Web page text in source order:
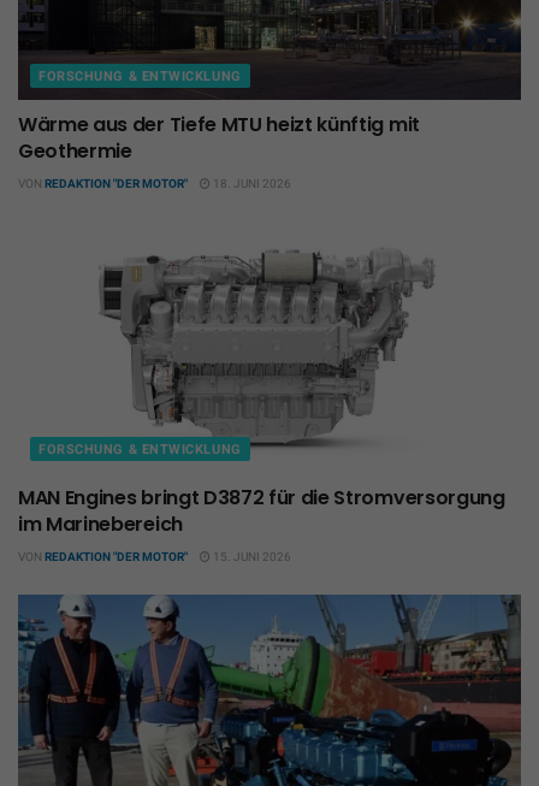
FORSCHUNG & ENTWICKLUNG
Wärme aus der Tiefe MTU heizt künftig mit
Geothermie
VON REDAKTION "DER MOTOR" 18. JUNI 2026
FORSCHUNG & ENTWICKLUNG
MAN Engines bringt D3872 für die Stromversorgung
im Marinebereich
VON REDAKTION "DER MOTOR" 15. JUNI 2026